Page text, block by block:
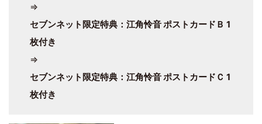
⇒
セブンネット限定特典：江角怜音 ポストカードＢ 1
枚付き
⇒
セブンネット限定特典：江角怜音 ポストカードＣ 1
枚付き